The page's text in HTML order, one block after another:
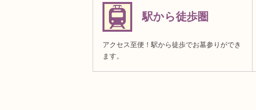
駅から徒歩圏
アクセス至便！駅から徒歩でお墓参りができ
ます。